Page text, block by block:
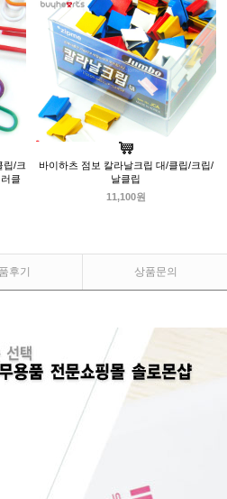
립/크
클
바이하츠 점보 칼라날크립 대/클립/크립/
날클립
11,100원
후기 상품문의